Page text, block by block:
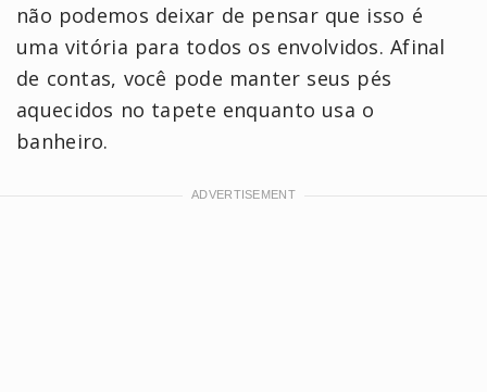
não podemos deixar de pensar que isso é
uma vitória para todos os envolvidos. Afinal
de contas, você pode manter seus pés
aquecidos no tapete enquanto usa o
banheiro.